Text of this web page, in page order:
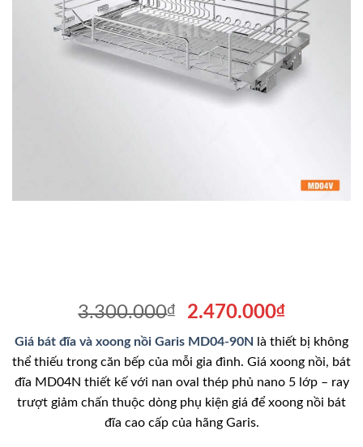
3.300.000₫
Giá
là:
3.300.000₫.
2.470.000₫Giá
hiện
tại
là:
Giá bát đĩa và xoong nồi Garis MD04-90N
là thiết bị không
thể thiếu trong căn bếp của mỗi gia đình. Giá xoong nồi, bát
đĩa MD04N thiết kế với nan oval thép phủ nano 5 lớp – ray
trượt giảm chấn thuộc dòng phụ kiện giá để xoong nồi bát
đĩa cao cấp của hãng Garis.